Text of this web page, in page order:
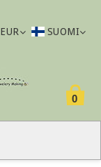
EUR SUOMI
0